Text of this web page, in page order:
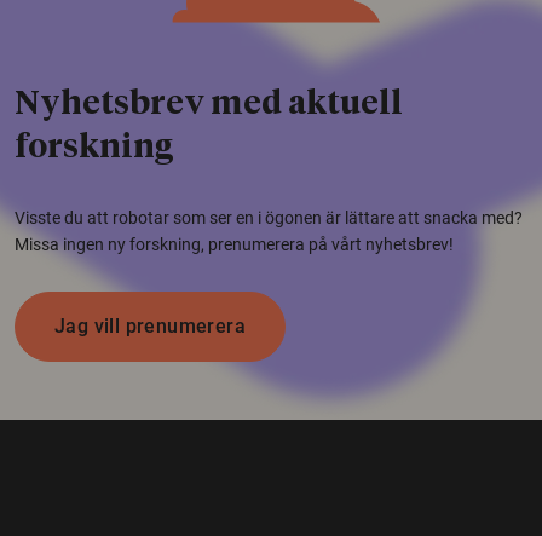
Nyhetsbrev med aktuell
forskning
Visste du att robotar som ser en i ögonen är lättare att snacka med?
Missa ingen ny forskning, prenumerera på vårt nyhetsbrev!
Jag vill prenumerera